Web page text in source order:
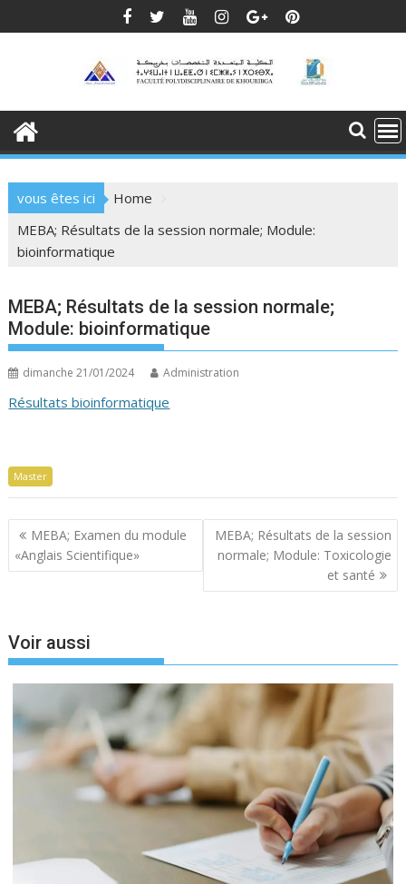
to
vous êtes ici
Home
MEBA; Résultats de la session normale; Module:
bioinformatique
MEBA; Résultats de la session normale;
Module: bioinformatique
dimanche 21/01/2024 Administration
Résultats bioinformatique
Master
Navigation
de
l’article
MEBA; Examen du module
«Anglais Scientifique»
MEBA; Résultats de la session
normale; Module: Toxicologie
et santé
Voir aussi